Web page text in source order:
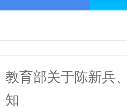
教育部关于陈新兵
知